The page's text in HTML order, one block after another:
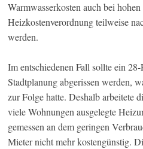
Warmwasserkosten auch bei
Heizkostenverordnung teilweise
werden.
Im entschiedenen Fall sollte ein
Stadtplanung abgerissen werden,
zur Folge hatte. Deshalb arbeitete
viele Wohnungen ausgelegte
gemessen an dem geringen
Mieter nicht mehr kostengünstig.